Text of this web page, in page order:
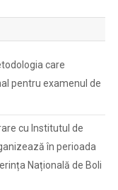
care
pentru examenul de
cu Institutul de
în perioada
Națională de Boli